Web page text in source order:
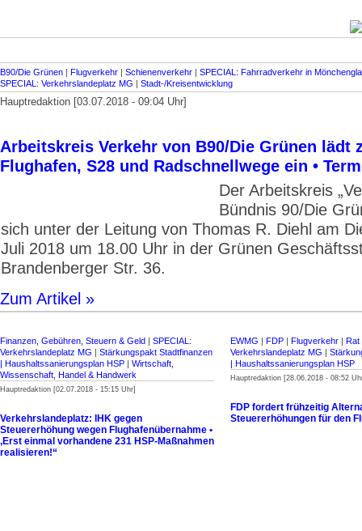
B90/Die Grünen | Flugverkehr | Schienenverkehr | SPECIAL: Fahrradverkehr in
SPECIAL: Verkehrslandeplatz MG | Stadt-/Kreisentwicklung
Hauptredaktion [03.07.2018 - 09:04 Uhr]
Arbeitskreis Verkehr von B90/Die Grünen lädt
Flughafen, S28 und Radschnellwege ein •
Der Arbeitskreis
Bündnis 90/Die
sich unter der Leitung von Thomas R. Diehl am
Juli 2018 um 18.00 Uhr in der Grünen
Brandenberger Str. 36.
Zum Artikel »
Finanzen, Gebühren, Steuern & Geld | SPECIAL:
Verkehrslandeplatz MG | Stärkungspakt Stadt­finanzen
| Haus­halts­sanierungsplan HSP | Wirtschaft,
Wissenschaft, Handel & Handwerk
Hauptredaktion [02.07.2018 - 15:15 Uhr]
Verkehrslandeplatz: IHK gegen
Steuererhöhung wegen Flughafen­übernahme •
‚Erst einmal vorhandene 231 HSP-Maßnahmen
realisieren!“
EWMG | FDP | Flugverkehr | Rat
Verkehrslandeplatz MG |
| Haus­halts­sanierungsplan HSP
Hauptredaktion [28.06.2018 - 08:52
FDP fordert frühzeitig
Steuererhöhungen für den